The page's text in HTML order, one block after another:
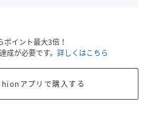
ポイント最大3倍！
成が必要です。 詳しくはこちら
アプリで購入する